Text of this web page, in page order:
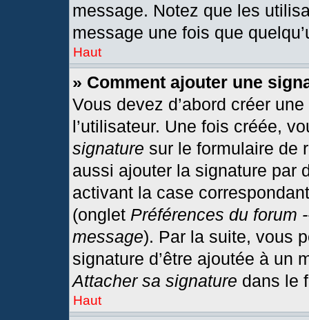
message. Notez que les
message une fois que
Haut
» Comment ajouter une
Vous devez d’abord créer
l’utilisateur. Une fois créée,
signature sur le formulaire de
aussi ajouter la signature par
activant la case
(onglet Préférences du forum
message). Par la suite, vous
signature d’être ajoutée à un
Attacher sa signature dans le
Haut